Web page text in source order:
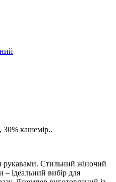
30% кашемір..
Стильний жіночий
ідеальний вибір для